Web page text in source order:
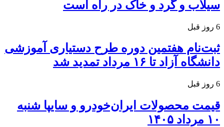
سیلاب و گرد و خاک در راه است
6 روز قبل
ثبت‌نام هفتمین دوره طرح دستیاری آموزشی
دانشگاه آزاد تا ۱۶ مرداد تمدید شد
6 روز قبل
قیمت محصولات ایران‌خودرو و سایپا شنبه
۱۰ مرداد ۱۴۰۵